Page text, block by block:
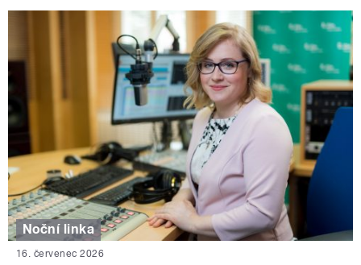
Noční linka
16. červenec 2026